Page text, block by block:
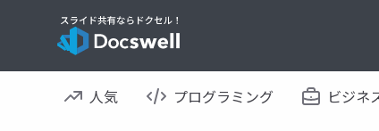
人気 プログラミング ビジネ